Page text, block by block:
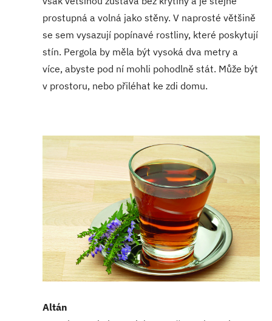
prostupná a volná jako stěny. V naprosté většině
se sem vysazují popínavé rostliny, které poskytují
stín. Pergola by měla být vysoká dva metry a
více, abyste pod ní mohli pohodlně stát. Může být
v prostoru, nebo přiléhat ke zdi domu.
Altán